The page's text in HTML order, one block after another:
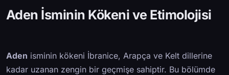
Aden İsminin Kökeni ve Etimolojisi
Aden isminin kökeni İbranice, Arapça ve Kelt dillerine
kadar uzanan zengin bir geçmişe sahiptir. Bu bölümde